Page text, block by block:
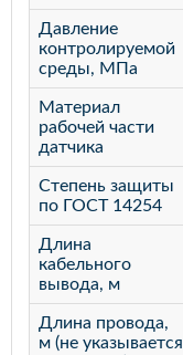
Давление
контролируемой
среды, МПа
Материал
рабочей части
датчика
Степень защиты
по ГОСТ 14254
Длина
кабельного
вывода, м
Длина провода,
м (не указывается